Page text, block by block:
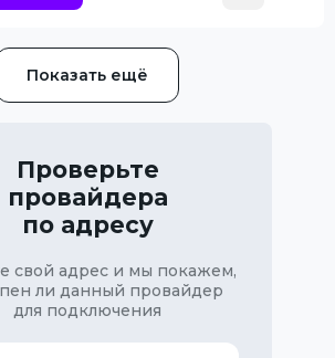
Показать ещё
Проверьте
провайдера
по адресу
свой адрес и мы покажем,
ли данный провайдер
для подключения